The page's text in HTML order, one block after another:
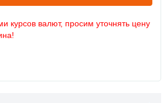
курсов валют, просим уточнять цену